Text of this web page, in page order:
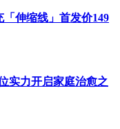
伸缩线」首发价149
实力开启家庭治愈之